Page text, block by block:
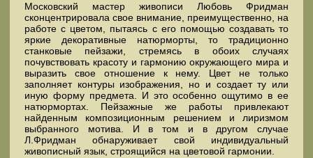
Московский мастер живописи Любовь Фридман
сконцентрировала свое внимание, преимущественно, на
работе с цветом, пытаясь с его помощью создавать то
яркие декоративные натюрморты, то традиционно
станковые пейзажи, стремясь в обоих случаях
почувствовать красоту и гармонию окружающего мира и
выразить свое отношение к нему. Цвет не только
заполняет контуры изображения, но и создает ту или
иную форму предмета. И это особенно ощутимо в ее
натюрмортах. Пейзажные же работы привлекают
найденным композиционным решением и лиризмом
выбранного мотива. И в том и в другом случае
Л.Фридман обнаруживает свой индивидуальный
живописный язык, строящийся на цветовой гармонии.